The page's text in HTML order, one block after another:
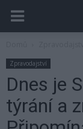
Zpravodajství
Dnes je
týrání a